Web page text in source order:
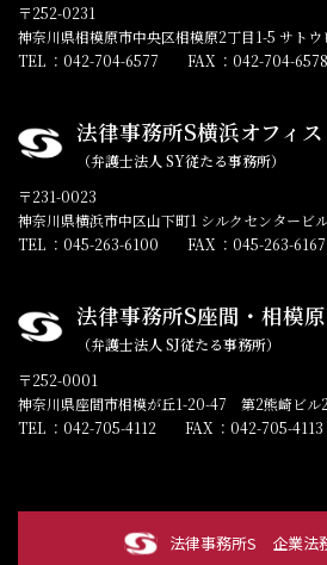
〒252-0231
神奈川県相模原市中央区相模原2丁目1-5 サトウ
TEL ：042-704-6577 FAX ：042-704-6578
法律事務所S横浜オフィス
（弁護士法人 SY従たる事務所）
〒231-0023
神奈川県横浜市中区山下町1 シルクセンタービ
TEL ：045-263-6100 FAX ：045-263-6167
法律事務所S座間・相模
（弁護士法人 SJ従たる事務所）
〒252-0001
神奈川県座間市相模が丘1-20-47 第2熊崎ビル
TEL ：042-705-4112 FAX ：042-705-4113
法律事務所S 企業法